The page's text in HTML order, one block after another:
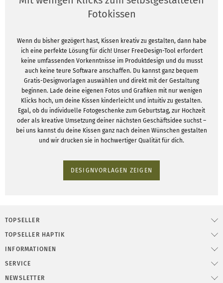
Fotokissen
Wenn du bisher gezögert hast, Kissen kreativ zu gestalten, dann habe
ich eine perfekte Lösung für dich! Unser FreeDesign-Tool erfordert
keine umfassenden Vorkenntnisse im Produktdesign und du musst
auch keine teure Software anschaffen. Du kannst ganz bequem
Gratis-Designvorlagen auswählen und direkt mit der Gestaltung
beginnen. Lade deine eigenen Fotos und Grafiken mit nur wenigen
Klicks hoch, um deine Kissen kinderleicht und intuitiv zu gestalten.
Egal, ob du individuelle Fotogeschenke zum Geburtstag, zur Hochzeit
oder als kreative Umsetzung deiner nächsten Geschäftsidee suchst –
bei uns kannst du deine Kissen ganz nach deinen Wünschen gestalten
und wir drucken sie in hochwertiger Qualität für dich.
DESIGNVORLAGEN ZEIGEN
TOPSELLER
TOPSELLER HAPTIK
INFORMATIONEN
SERVICE
NEWSLETTER